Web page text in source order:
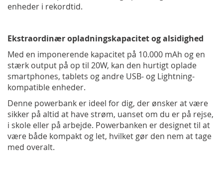
enheder i rekordtid.
Ekstraordinær opladningskapacitet og alsidighed
Med en imponerende kapacitet på 10.000 mAh og en
stærk output på op til 20W, kan den hurtigt oplade
smartphones, tablets og andre USB- og Lightning-
kompatible enheder.
Denne powerbank er ideel for dig, der ønsker at være
sikker på altid at have strøm, uanset om du er på rejse,
i skole eller på arbejde. Powerbanken er designet til at
være både kompakt og let, hvilket gør den nem at tage
med overalt.